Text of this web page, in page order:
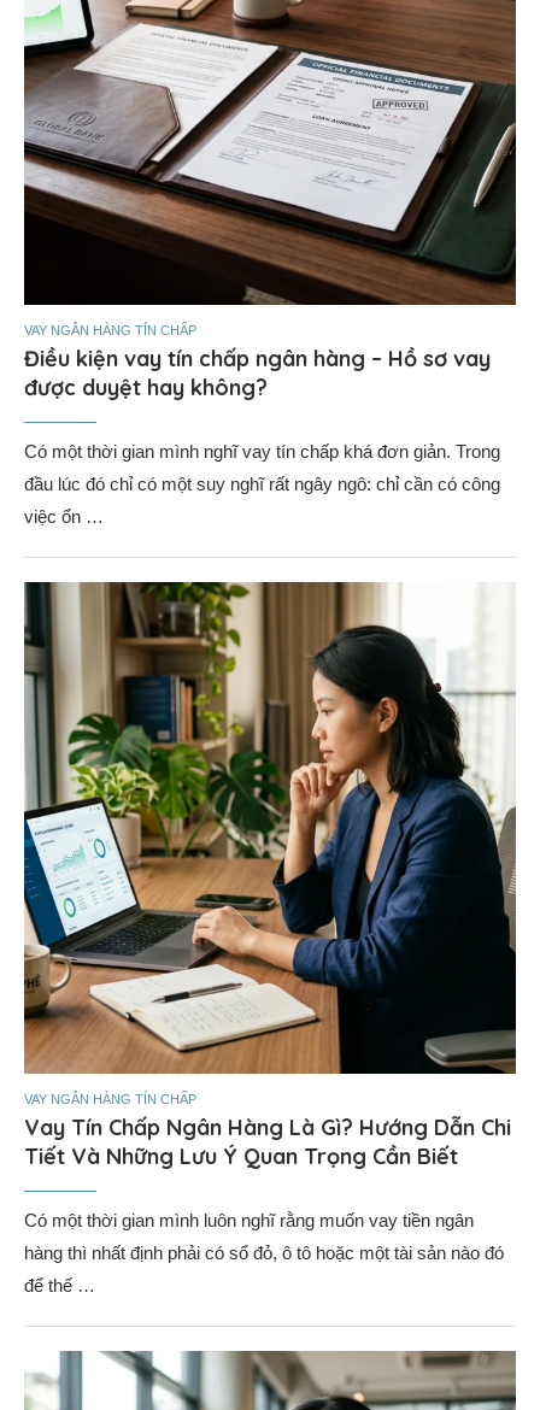
VAY NGÂN HÀNG TÍN CHẤP
Điều kiện vay tín chấp ngân hàng – Hồ sơ vay
được duyệt hay không?
Có một thời gian mình nghĩ vay tín chấp khá đơn giản. Trong
đầu lúc đó chỉ có một suy nghĩ rất ngây ngô: chỉ cần có công
việc ổn …
VAY NGÂN HÀNG TÍN CHẤP
Vay Tín Chấp Ngân Hàng Là Gì? Hướng Dẫn Chi
Tiết Và Những Lưu Ý Quan Trọng Cần Biết
Có một thời gian mình luôn nghĩ rằng muốn vay tiền ngân
hàng thì nhất định phải có sổ đỏ, ô tô hoặc một tài sản nào đó
để thế …